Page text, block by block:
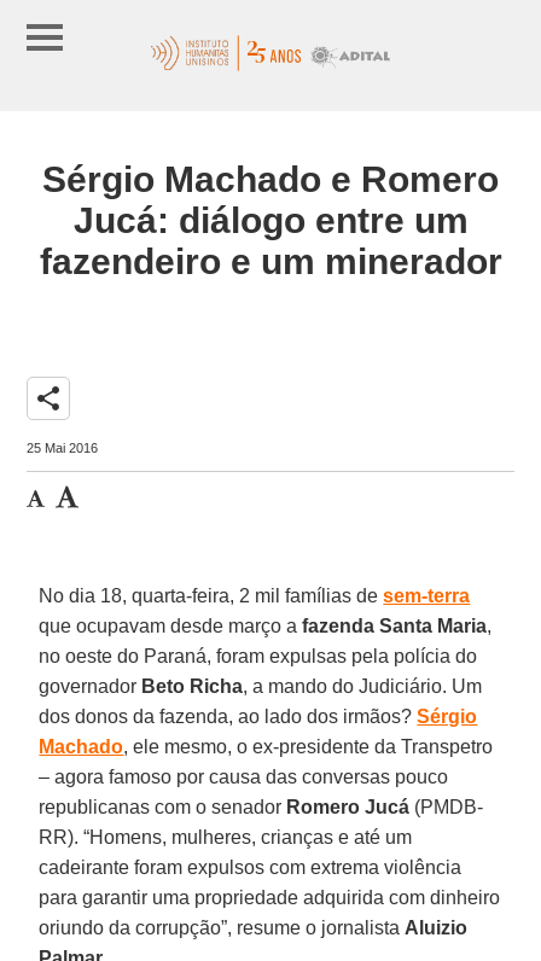
Sérgio Machado e Romero
Jucá: diálogo entre um
fazendeiro e um minerador
share
25 Mai 2016
No dia 18, quarta-feira, 2 mil famílias desem-terra
que ocupavam desde março a fazenda Santa Maria,
no oeste do Paraná, foram expulsas pela polícia do
governador Beto Richa, a mando do Judiciário. Um
dos donos da fazenda, ao lado dos irmãos?Sérgio
Machado, ele mesmo, o ex-presidente da Transpetro
– agora famoso por causa das conversas pouco
republicanas com o senador Romero Jucá (PMDB-
RR). “Homens, mulheres, crianças e até um
cadeirante foram expulsos com extrema violência
para garantir uma propriedade adquirida com dinheiro
oriundo da corrupção”, resume o jornalista Aluizio